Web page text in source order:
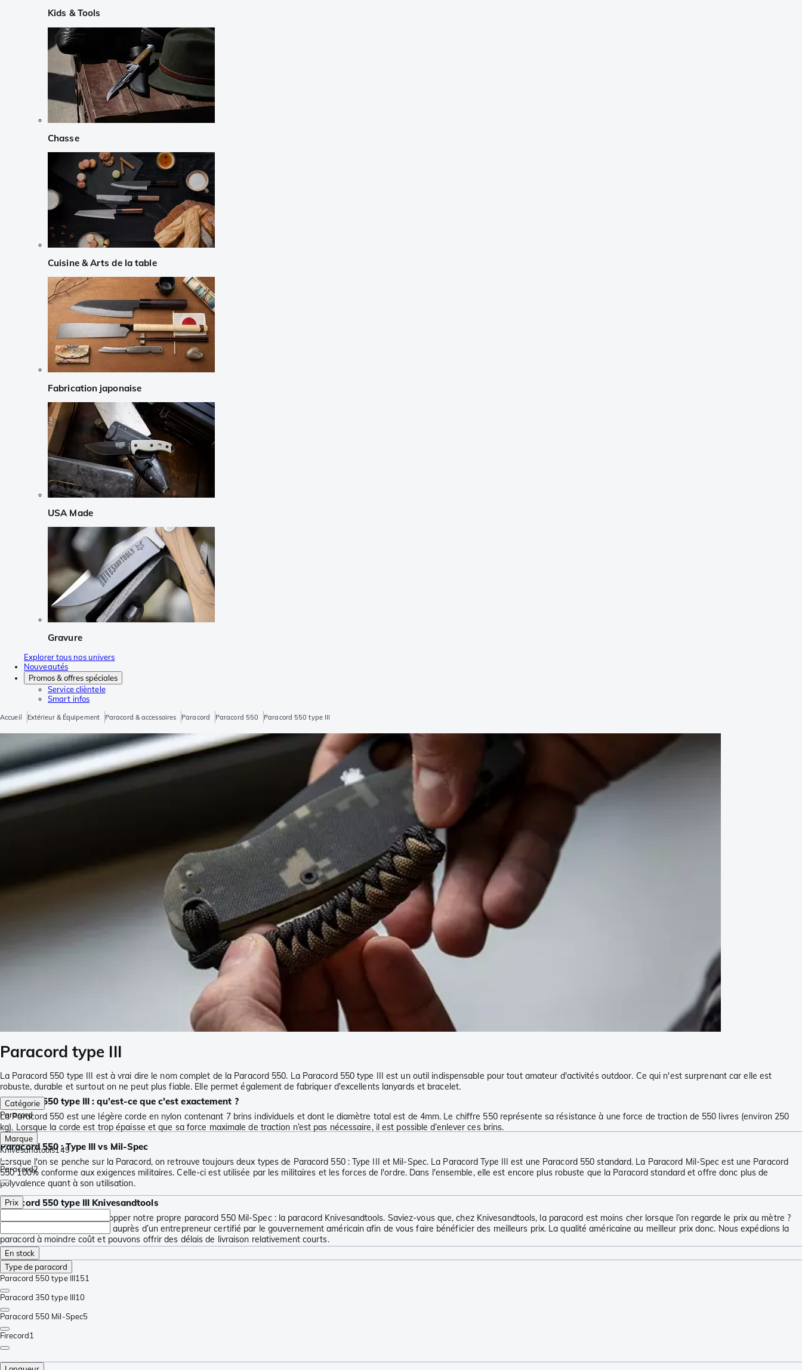
Kids & Tools
Chasse
Cuisine & Arts de la table
Fabrication japonaise
USA Made
Gravure
Explorer tous nos univers
Nouveautés
Promos & offres spéciales
Service clièntele
Smart infos
Accueil Extérieur & Équipement Paracord & accessoires Paracord Paracord 550 Paracord 550 type III
Paracord type III
La Paracord 550 type III est à vrai dire le nom complet de la Paracord 550. La Paracord 550 type III est un outil indispensable pour tout amateur d'activités outdoor. Ce qui n'est surprenant car elle est
robuste, durable et surtout on ne peut plus fiable. Elle permet également de fabriquer d'excellents lanyards et bracelet.
Paracord 550 type III : qu'est-ce que c'est exactement ?
La Paracord 550 est une légère corde en nylon contenant 7 brins individuels et dont le diamètre total est de 4mm. Le chiffre 550 représente sa résistance à une force de traction de 550 livres (environ 250
kg). Lorsque la corde est trop épaisse et que sa force maximale de traction n’est pas nécessaire, il est possible d’enlever ces brins.
Paracord 550 : Type III vs Mil-Spec
Lorsque l'on se penche sur la Paracord, on retrouve toujours deux types de Paracord 550 : Type III et Mil-Spec. La Paracord Type III est une Paracord 550 standard. La Paracord Mil-Spec est une Paracord
550 100% conforme aux exigences militaires. Celle-ci est utilisée par les militaires et les forces de l'ordre. Dans l'ensemble, elle est encore plus robuste que la Paracord standard et offre donc plus de
polyvalence quant à son utilisation.
Paracord 550 type III Knivesandtools
Nous avons décidé de développer notre propre paracord 550 Mil-Spec : la paracord Knivesandtools. Saviez-vous que, chez Knivesandtools, la paracord est moins cher lorsque l’on regarde le prix au mètre ?
Nous l’achetons directement auprès d’un entrepreneur certifié par le gouvernement américain afin de vous faire bénéficier des meilleurs prix. La qualité américaine au meilleur prix donc. Nous expédions la
paracord à moindre coût et pouvons offrir des délais de livraison relativement courts.
Catégorie
Paracord
Marque
Knivesandtools149
Paracord2
Prix
En stock
Type de paracord
Paracord 550 type III151
Paracord 350 type III10
Paracord 550 Mil-Spec5
Firecord1